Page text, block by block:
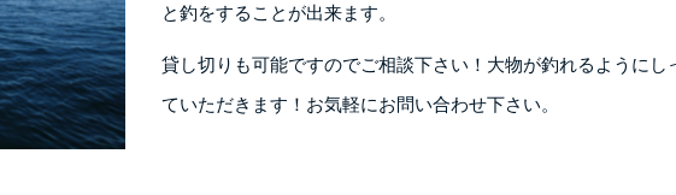
と釣をすることが出来ます。
貸し切りも可能ですのでご相談下さい！大物が釣れるようにし
ていただきます！お気軽にお問い合わせ下さい。